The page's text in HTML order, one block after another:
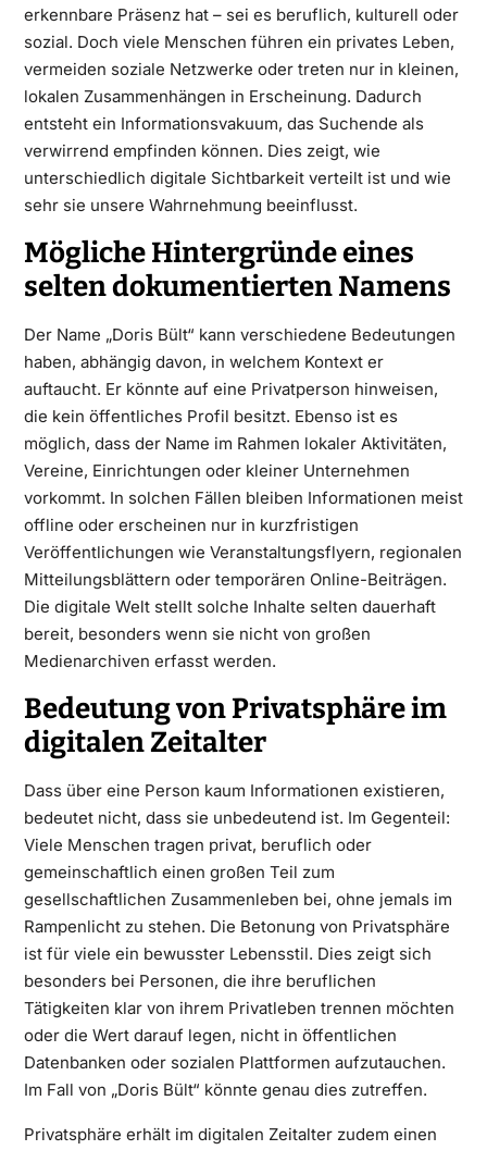
erkennbare Präsenz hat – sei es beruflich, kulturell oder
sozial. Doch viele Menschen führen ein privates Leben,
vermeiden soziale Netzwerke oder treten nur in kleinen,
lokalen Zusammenhängen in Erscheinung. Dadurch
entsteht ein Informationsvakuum, das Suchende als
verwirrend empfinden können. Dies zeigt, wie
unterschiedlich digitale Sichtbarkeit verteilt ist und wie
sehr sie unsere Wahrnehmung beeinflusst.
Mögliche Hintergründe eines
selten dokumentierten Namens
Der Name „Doris Bült“ kann verschiedene Bedeutungen
haben, abhängig davon, in welchem Kontext er
auftaucht. Er könnte auf eine Privatperson hinweisen,
die kein öffentliches Profil besitzt. Ebenso ist es
möglich, dass der Name im Rahmen lokaler Aktivitäten,
Vereine, Einrichtungen oder kleiner Unternehmen
vorkommt. In solchen Fällen bleiben Informationen meist
offline oder erscheinen nur in kurzfristigen
Veröffentlichungen wie Veranstaltungsflyern, regionalen
Mitteilungsblättern oder temporären Online-Beiträgen.
Die digitale Welt stellt solche Inhalte selten dauerhaft
bereit, besonders wenn sie nicht von großen
Medienarchiven erfasst werden.
Bedeutung von Privatsphäre im
digitalen Zeitalter
Dass über eine Person kaum Informationen existieren,
bedeutet nicht, dass sie unbedeutend ist. Im Gegenteil:
Viele Menschen tragen privat, beruflich oder
gemeinschaftlich einen großen Teil zum
gesellschaftlichen Zusammenleben bei, ohne jemals im
Rampenlicht zu stehen. Die Betonung von Privatsphäre
ist für viele ein bewusster Lebensstil. Dies zeigt sich
besonders bei Personen, die ihre beruflichen
Tätigkeiten klar von ihrem Privatleben trennen möchten
oder die Wert darauf legen, nicht in öffentlichen
Datenbanken oder sozialen Plattformen aufzutauchen.
Im Fall von „Doris Bült“ könnte genau dies zutreffen.
Privatsphäre erhält im digitalen Zeitalter zudem einen